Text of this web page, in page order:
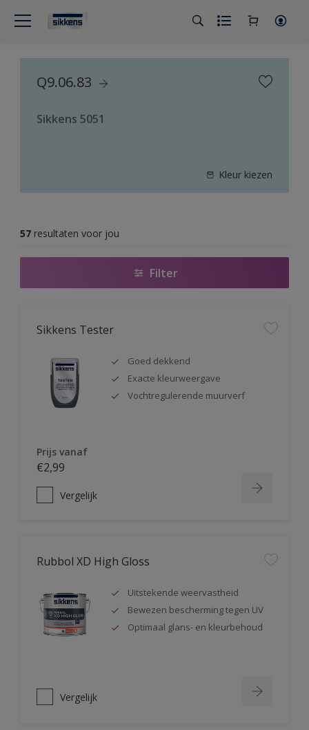
Q9.06.83
Sikkens 5051
Kleur kiezen
57 resultaten voor jou
Filter
Sikkens Tester
Goed dekkend
Exacte kleurweergave
Vochtregulerende muurverf
Prijs vanaf
€2,99
Vergelijk
Rubbol XD High Gloss
Uitstekende weervastheid
Bewezen bescherming tegen UV
Optimaal glans- en kleurbehoud
Vergelijk